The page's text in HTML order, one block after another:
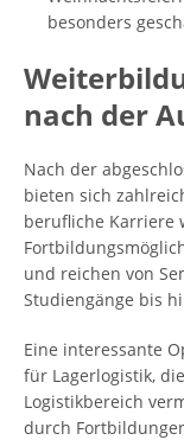
besonders
nach der
Nach der
bieten sich
berufliche Karriere
und reichen von
Studiengänge bis
Eine interessante
für Lagerlogistik,
Logistikbereich
durch